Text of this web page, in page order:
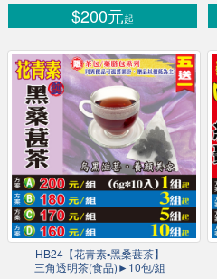
$200元起
HB24【花青素▪黑桑葚茶】
三角透明茶(食品)►10包/組